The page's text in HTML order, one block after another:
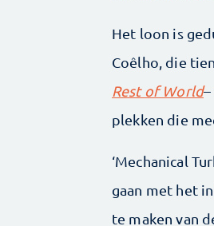
Het loon is
Coêlho, die
Rest of World
plekken die
‘Mechanical
gaan met het
te maken van